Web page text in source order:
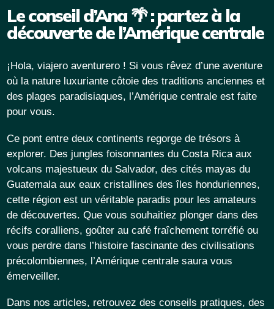
Le conseil d’Ana 🌴 : partez à la
découverte de l’Amérique centrale
¡Hola, viajero aventurero ! Si vous rêvez d’une aventure
où la nature luxuriante côtoie des traditions anciennes et
des plages paradisiaques, l’Amérique centrale est faite
pour vous.
Ce pont entre deux continents regorge de trésors à
explorer. Des jungles foisonnantes du Costa Rica aux
volcans majestueux du Salvador, des cités mayas du
Guatemala aux eaux cristallines des îles honduriennes,
cette région est un véritable paradis pour les amateurs
de découvertes. Que vous souhaitiez plonger dans des
récifs coralliens, goûter au café fraîchement torréfié ou
vous perdre dans l’histoire fascinante des civilisations
précolombiennes, l’Amérique centrale saura vous
émerveiller.
Dans nos articles, retrouvez des conseils pratiques, des